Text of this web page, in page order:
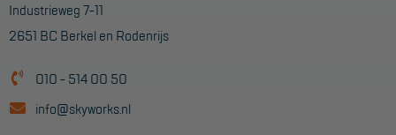
Ladders en trappen
Valbeveiliging
Reparatie en onderhoud
Industrieweg 7-11
2651 BC Berkel en Rodenrijs
010 - 514 00 50
info@skyworks.nl